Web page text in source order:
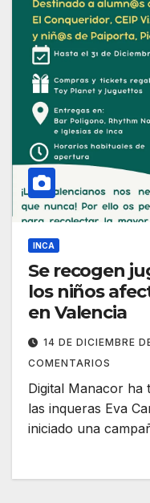
INCA
Se recogen
los niños
en Valencia
14 DE DICIEMBRE
COMENTARIOS
Digital Manacor ha
las inqueras Eva
iniciado una